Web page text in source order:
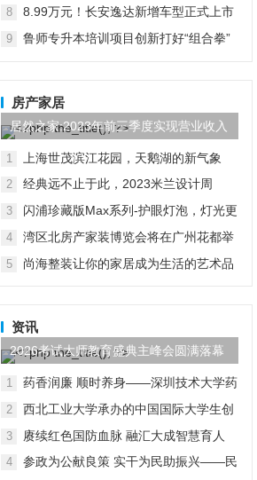
8
8.99万元！长安逸达新增车型正式上市
9
鲁师专升本培训项目创新打好“组合拳”
房产家居
居然之家:2023年前三季度实现营业收入
97.44亿元,同比...
1 上海世茂滨江花园，天鹅湖的新气象
2
经典远不止于此，2023米兰设计周
3
闪浦珍藏版Max系列-护眼灯泡，灯光更
4
湾区北房产家装博览会将在广州花都举
5 尚海整装让你的家居成为生活的艺术品
资讯
2026考试大师教育盛典主峰会圆满落幕
1
药香润廉 顺时养身——深圳技术大学药
题党日活动
2
西北工业大学承办的中国国际大学生创
3 赓续红色国防血脉 融汇大成智慧育人
4
参政为公献良策 实干为民助振兴——民